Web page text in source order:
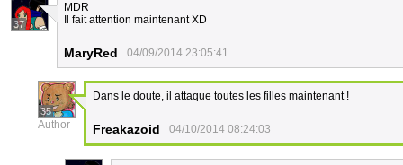
37
MDR
Il fait attention maintenant XD
MaryRed 04/09/2014 23:05:41
35
Author
Dans le doute, il attaque toutes les filles maintenant !
Freakazoid 04/10/2014 08:24:03